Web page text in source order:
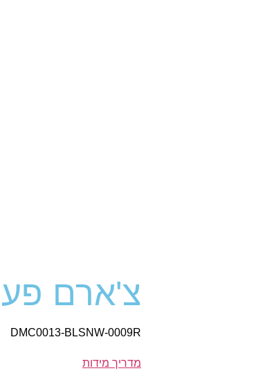
צ'ארם
DMC0013-BLSNW-0009R
מדריך מידות